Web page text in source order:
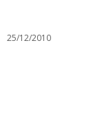
25/12/2010